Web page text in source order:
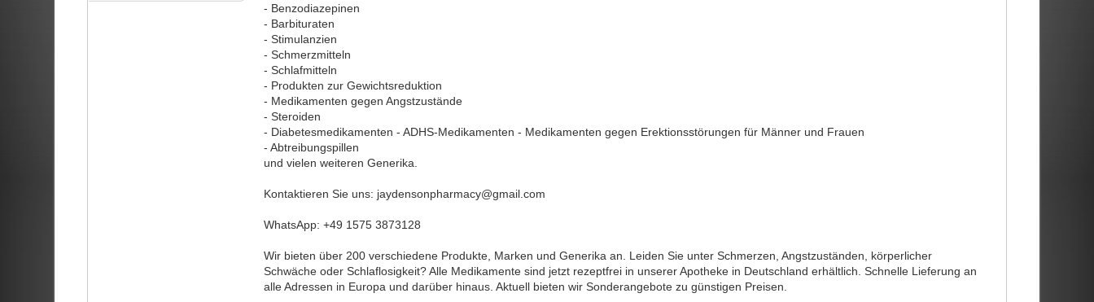
- Benzodiazepinen
- Barbituraten
- Stimulanzien
- Schmerzmitteln
- Schlafmitteln
- Produkten zur Gewichtsreduktion
- Medikamenten gegen Angstzustände
- Steroiden
- Diabetesmedikamenten - ADHS-Medikamenten - Medikamenten gegen Erektionsstörungen für Männer und Frauen
- Abtreibungspillen
und vielen weiteren Generika.
Kontaktieren Sie uns: jaydensonpharmacy@gmail.com
WhatsApp: +49 1575 3873128
Wir bieten über 200 verschiedene Produkte, Marken und Generika an. Leiden Sie unter Schmerzen, Angstzuständen, körperlicher
Schwäche oder Schlaflosigkeit? Alle Medikamente sind jetzt rezeptfrei in unserer Apotheke in Deutschland erhältlich. Schnelle Lieferung an
alle Adressen in Europa und darüber hinaus. Aktuell bieten wir Sonderangebote zu günstigen Preisen.